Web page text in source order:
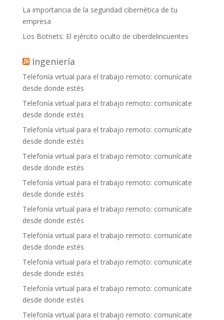
La importancia de la seguridad cibernética de tu
empresa
Los Botnets: El ejército oculto de ciberdelincuentes
Ingeniería
Telefonía virtual para el trabajo remoto: comunícate
desde donde estés
Telefonía virtual para el trabajo remoto: comunícate
desde donde estés
Telefonía virtual para el trabajo remoto: comunícate
desde donde estés
Telefonía virtual para el trabajo remoto: comunícate
desde donde estés
Telefonía virtual para el trabajo remoto: comunícate
desde donde estés
Telefonía virtual para el trabajo remoto: comunícate
desde donde estés
Telefonía virtual para el trabajo remoto: comunícate
desde donde estés
Telefonía virtual para el trabajo remoto: comunícate
desde donde estés
Telefonía virtual para el trabajo remoto: comunícate
desde donde estés
Telefonía virtual para el trabajo remoto: comunícate